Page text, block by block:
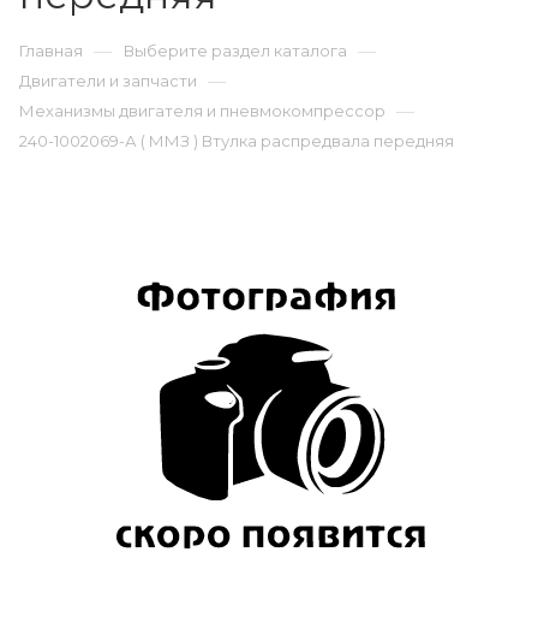
Главная — Выберите раздел каталога —
Двигатели и запчасти —
Механизмы двигателя и пневмокомпрессор —
240-1002069-А ( ММЗ ) Втулка распредвала передняя